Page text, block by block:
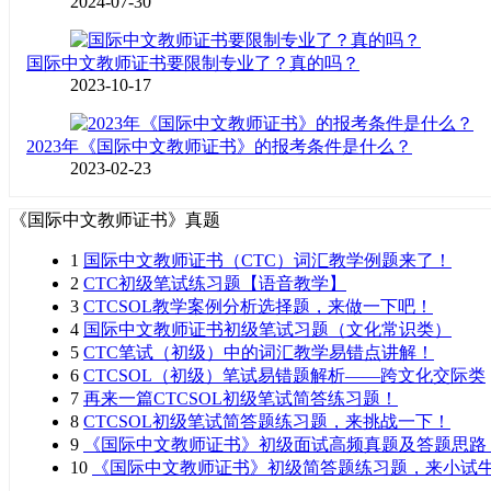
国际中文教师证书要限制专业了？真的吗？
2023-10-17
2023年《国际中文教师证书》的报考条件是什么？
2023-02-23
《国际中文教师证书》真题
1 国际中文教师证书（CTC）词汇教学例题来了！
2 CTC初级笔试练习题【语音教学】
3 CTCSOL教学案例分析选择题，来做一下吧！
4 国际中文教师证书初级笔试习题（文化常识类）
5 CTC笔试（初级）中的词汇教学易错点讲解！
6 CTCSOL（初级）笔试易错题解析——跨文化交际类
7 再来一篇CTCSOL初级笔试简答练习题！
8 CTCSOL初级笔试简答题练习题，来挑战一下！
9
《国际中文教师证书》初级面试高频真题及答题思路
10
《国际中文教师证书》初级简答题练习题，来小试